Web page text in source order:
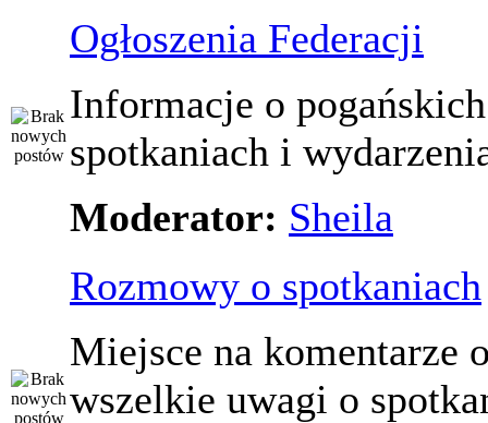
Ogłoszenia Federacji
Informacje o pogańskich
spotkaniach i
Moderator: Sheila
Rozmowy o spotkaniach
Miejsce na komentarze
wszelkie uwagi o